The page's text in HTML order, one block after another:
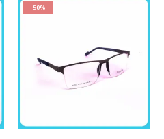
-50%